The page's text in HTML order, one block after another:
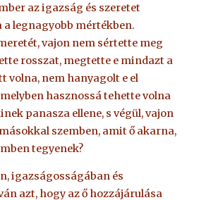
az igazság és szeretet
legnagyobb mértékben.
vajon nem sértette meg
rosszat, megtette e mindazt a
volna, nem hanyagolt e el
hasznossá tehette volna
panasza ellene, s végül, vajon
szemben, amit ő akarna,
tegyenek?
igazságosságában és
azt, hogy az ő hozzájárulása